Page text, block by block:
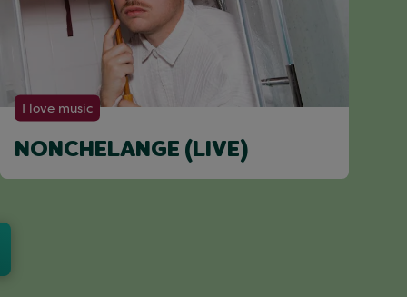
I love music
NONCHELANGE (LIVE)